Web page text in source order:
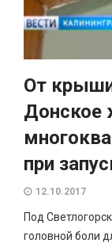
От
Донское
при
12.10.2017
Под
головной боли